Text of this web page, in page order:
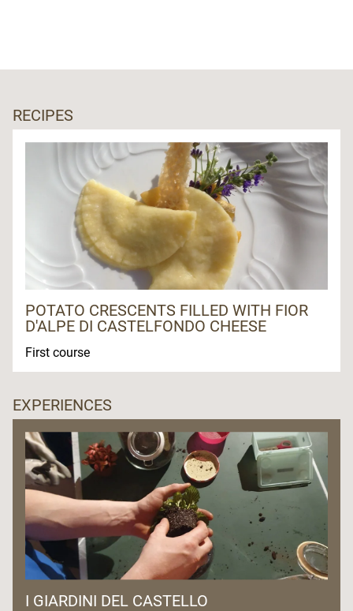
RECIPES
POTATO CRESCENTS FILLED WITH FIOR
D'ALPE DI CASTELFONDO CHEESE
First course
EXPERIENCES
I GIARDINI DEL CASTELLO